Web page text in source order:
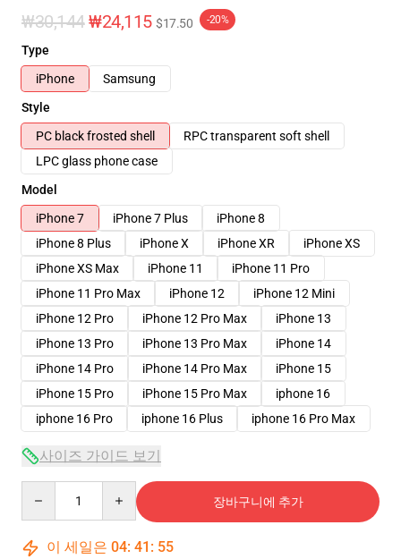
₩30,144₩24,115 $17.50 -20%
Type
iPhone
Samsung
Style
PC black frosted shell
RPC transparent soft shell
LPC glass phone case
Model
iPhone 7
iPhone 7 Plus
iPhone 8
iPhone 8 Plus
iPhone X iPhone XR
iPhone XS
iPhone XS Max
iPhone 11
iPhone 11 Pro
iPhone 11 Pro Max
iPhone 12
iPhone 12 Mini
iPhone 12 Pro
iPhone 12 Pro Max
iPhone 13
iPhone 13 Pro
iPhone 13 Pro Max
iPhone 14
iPhone 14 Pro
iPhone 14 Pro Max
iPhone 15
iPhone 15 Pro
iPhone 15 Pro Max
iphone 16
iphone 16 Pro
iphone 16 Plus iphone 16 Pro Max
사이즈 가이드 보기
장바구니에 추가
이 세일은 04: 41 : 54